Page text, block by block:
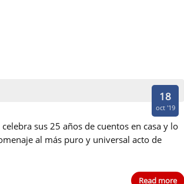
sus 25 años de cuentos en casa y lo
al más puro y universal acto de
Read more
18
oct '19